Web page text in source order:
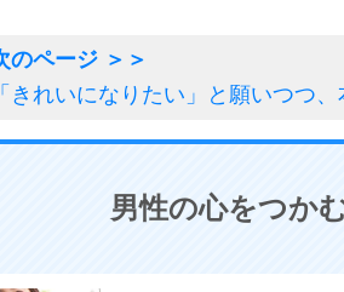
「きれいになりたい」と願いつつ
男性の心をつか